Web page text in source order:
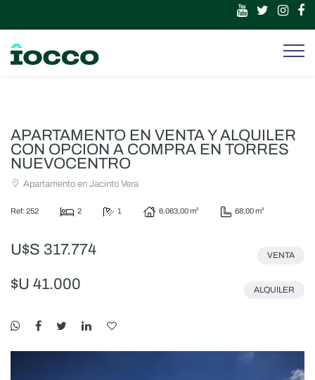
APARTAMENTO EN VENTA Y ALQUILER
CON OPCION A COMPRA EN TORRES
NUEVOCENTRO
Apartamento en Jacinto Vera
Ref: 252 2 1 6.063,00 m² 68,00 m²
U$S 317.774 VENTA
$U 41.000 ALQUILER